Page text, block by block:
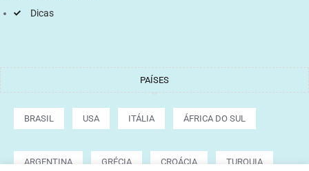
Dicas
PAÍSES
BRASIL USA ITÁLIA ÁFRICA DO SUL
ARGENTINA GRÉCIA CROÁCIA TURQUIA